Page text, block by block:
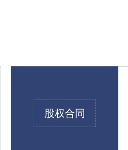
股权合同